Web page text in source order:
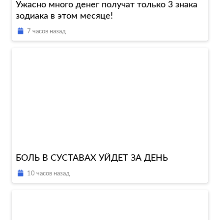
Ужасно много денег получат только 3 знака
зодиака в этом месяце!
7 часов назад
БОЛЬ В СУСТАВАХ УЙДЕТ ЗА ДЕНЬ
10 часов назад